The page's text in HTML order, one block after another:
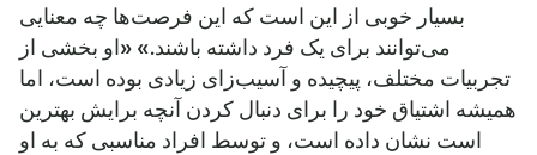
بسیار خوبی از این است که این فرصت‌ها چه معنایی
می‌توانند برای یک فرد داشته باشند.» «او بخشی از
تجربیات مختلف، پیچیده و آسیب‌زای زیادی بوده است، اما
همیشه اشتیاق خود را برای دنبال کردن آنچه برایش بهترین
است نشان داده است، و توسط افراد مناسبی که به او